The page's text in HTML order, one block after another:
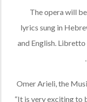
The opera will
lyrics sung in
and English. Libretto
Omer Arieli, the
“It is very exciting to